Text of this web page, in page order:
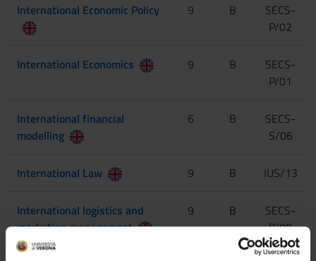
International Economic Policy 9 B
SECS-
P/02
International Economics 9 B
SECS-
P/01
International financial
modelling
6 B
SECS-
S/06
International Law 9 B IUS/13
International logistics and
marketing management
9 B
SECS-
P/08